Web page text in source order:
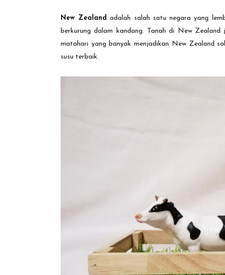
New Zealand adalah salah satu negara yang
berkurung dalam kandang. Tanah di New
matahari yang banyak menjadikan New Zealand
susu terbaik.